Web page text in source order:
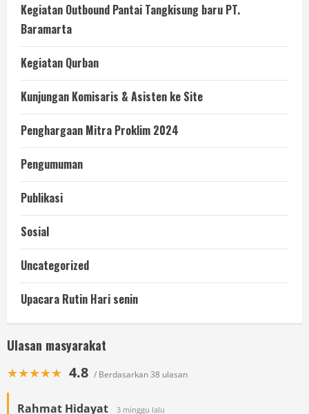
Kegiatan Outbound Pantai Tangkisung baru PT.
Baramarta
Kegiatan Qurban
Kunjungan Komisaris & Asisten ke Site
Penghargaan Mitra Proklim 2024
Pengumuman
Publikasi
Sosial
Uncategorized
Upacara Rutin Hari senin
Ulasan masyarakat
★★★★★ 4.8 / Berdasarkan 38 ulasan
Rahmat Hidayat 3 minggu lalu